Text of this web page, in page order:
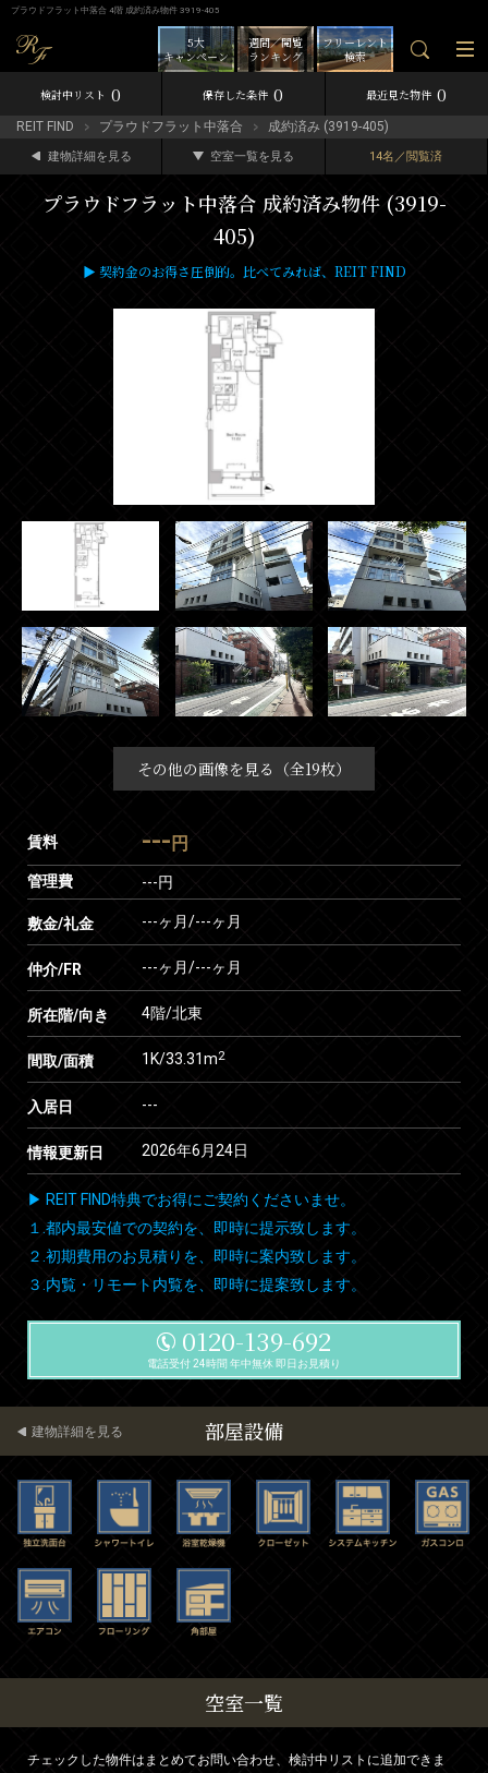
プラウドフラット中落合 4階 成約済み物件 3919-405
フリーレント
検索
週間／閲覧
ランキング
5大
キャンペーン
検討中リスト 0 保存した条件 0 最近見た物件 0
REIT FIND プラウドフラット中落合 成約済み (3919-405)
建物詳細を見る 空室一覧を見る 14名／閲覧済
プラウドフラット中落合 成約済み物件 (3919-
405)
▶ 契約金のお得さ圧倒的。比べてみれば、REIT FIND
その他の画像を見る（全19枚）
賃料 --- 円
管理費 ---円
敷金/礼金 ---ヶ月/---ヶ月
仲介/FR ---ヶ月/---ヶ月
所在階/向き 4階/北東
間取/面積 1K/33.31m2
入居日 ---
情報更新日 2026年6月24日
▶ REIT FIND特典でお得にご契約くださいませ。
１.都内最安値での契約を、即時に提示致します。
２.初期費用のお見積りを、即時に案内致します。
３.内覧・リモート内覧を、即時に提案致します。
0120-139-692
電話受付 24時間 年中無休 即日お見積り
部屋設備
建物詳細を見る
空室一覧
チェックした物件はまとめてお問い合わせ、検討中リストに追加できま